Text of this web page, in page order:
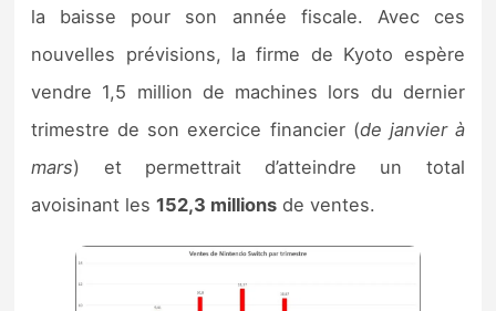
la baisse pour son année fiscale. Avec ces
nouvelles prévisions, la firme de Kyoto espère
vendre 1,5 million de machines lors du dernier
trimestre de son exercice financier (de janvier à
mars) et permettrait d’atteindre un total
avoisinant les152,3 millions de ventes.